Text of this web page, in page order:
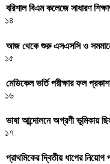
বরিশাল বিএম কলেজে সাধারণ
১৪
আজ থেকে শুরু এসএসসি ও
১৫
মেডিকেল ভর্তি পরীক্ষার ফল
১৬
ভাষা আন্দোলনে অগ্রণী ভূমিকায়
১৭
প্রাথমিকের দ্বিতীয় ধাপের নিয়োগ